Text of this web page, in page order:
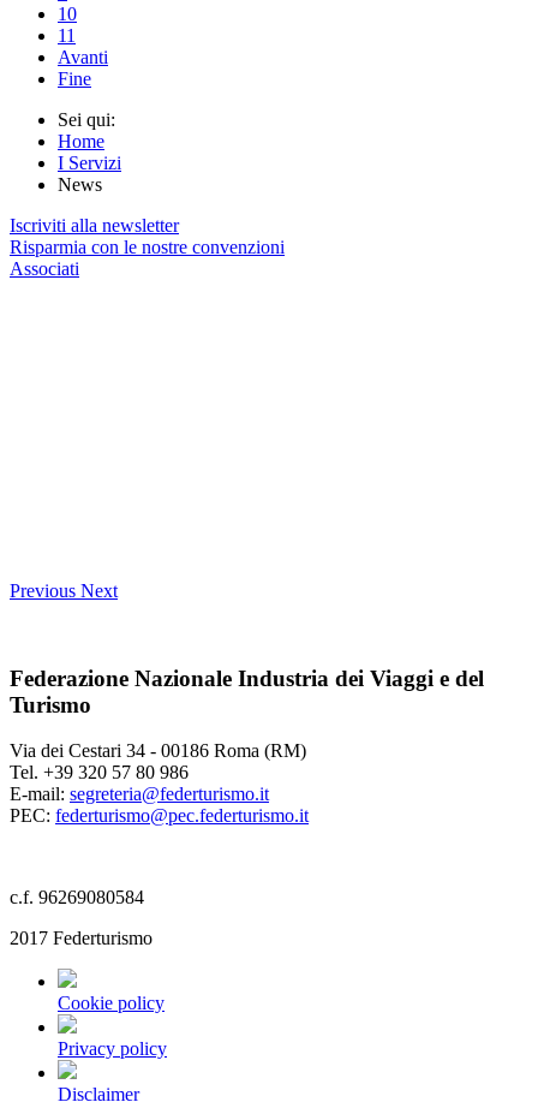
10
11
Avanti
Fine
Sei qui:
Home
I Servizi
News
Iscriviti alla newsletter
Risparmia con le nostre convenzioni
Associati
Previous Next
Federazione Nazionale Industria dei Viaggi e del
Turismo
Via dei Cestari 34 - 00186 Roma (RM)
Tel. +39 320 57 80 986
E-mail: segreteria@federturismo.it
PEC: federturismo@pec.federturismo.it
c.f. 96269080584
2017 Federturismo
Cookie policy
Privacy policy
Disclaimer